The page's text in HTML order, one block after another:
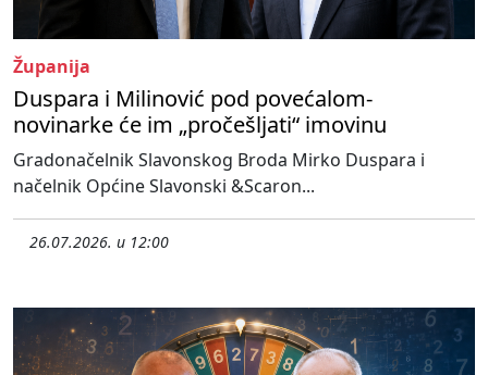
Županija
Duspara i Milinović pod povećalom-
novinarke će im „pročešljati“ imovinu
Gradonačelnik Slavonskog Broda Mirko Duspara i
načelnik Općine Slavonski &Scaron...
26.07.2026. u 12:00